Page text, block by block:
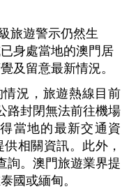
旅遊警示仍然生
身處當地的澳門居
及留意最新情況。
況，旅遊熱線目前
路封閉無法前往機場
當地的最新交通資
相關資訊。此外，
詢。澳門旅遊業界提
國或緬甸。